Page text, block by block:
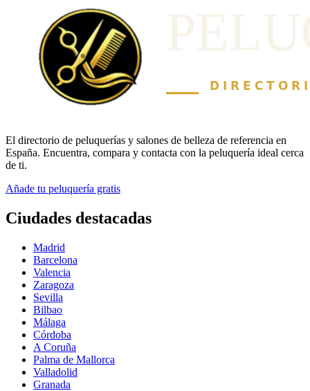
El directorio de peluquerías y salones de belleza de referencia en
España. Encuentra, compara y contacta con la peluquería ideal cerca
de ti.
Añade tu peluquería gratis
Ciudades destacadas
Madrid
Barcelona
Valencia
Zaragoza
Sevilla
Bilbao
Málaga
Córdoba
A Coruña
Palma de Mallorca
Valladolid
Granada